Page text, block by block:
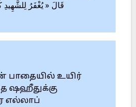
قَالَ « يُغْفَرُ لِلشَّهِيدِ
உயிர்
ஷஹீதுக்கு
எல்லாப்